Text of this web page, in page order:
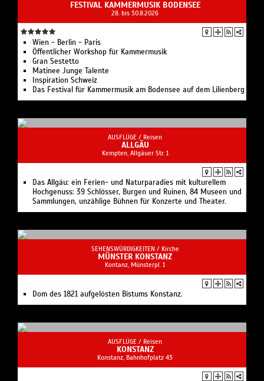
FESTIVAL KAMMERMUSIK BODENSEE
28. bis 30.8.2026
Wien - Berlin - Paris
Öffentlicher Workshop für Kammermusik
Gran Sestetto
Matinee Junge Talente
Inspiration Schweiz
Das Festival für Kammermusik am Bodensee auf dem Lilienberg
AUSFLÜGE / Reisen
ALLGÄU
Kempten, Allgäuer Str. 1
Das Allgäu: ein Ferien- und Naturparadies mit kulturellem
Hochgenuss: 39 Schlösser, Burgen und Ruinen, 84 Museen und
Sammlungen, unzählige Bühnen für Konzerte und Theater.
SEHENSWÜRDIGKEITEN / Kirche
MÜNSTER KONSTANZ
Kontanz, Münsterpl. 1
Dom des 1821 aufgelösten Bistums Konstanz.
AUSFLÜGE / Reisen
KONSTANZ
Konstanz, Bahnhofplatz 43